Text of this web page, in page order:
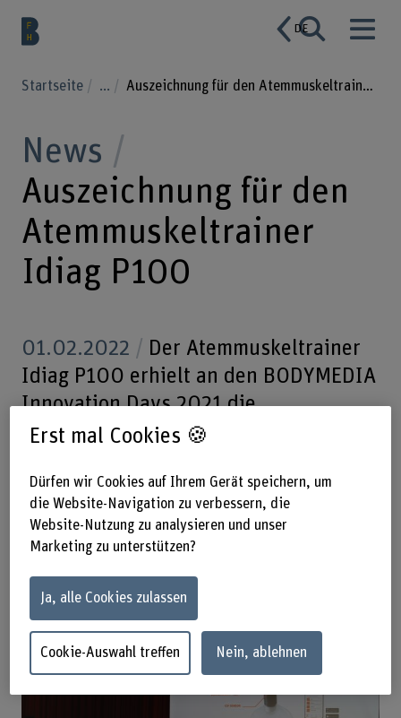
DE
Startseite ... Auszeichnung für den Atemmuskeltrainer Idiag P100
News
Auszeichnung für den
Atemmuskeltrainer
Idiag P100
01.02.2022
Der Atemmuskeltrainer
Idiag P100 erhielt an den BODYMEDIA
Innovation Days 2021 die
Auszeichnung als «Bestes Produkt».
beteiligt waren Forschende vom
Institute for Human Centered
Engineering HuCE der Berner
Erst mal Cookies 🍪
Dürfen wir Cookies auf Ihrem Gerät speichern, um
die Website-Navigation zu verbessern, die
Website-Nutzung zu analysieren und unser
Marketing zu unterstützen?
Ja, alle Cookies zulassen
Cookie-Auswahl treffen Nein, ablehnen